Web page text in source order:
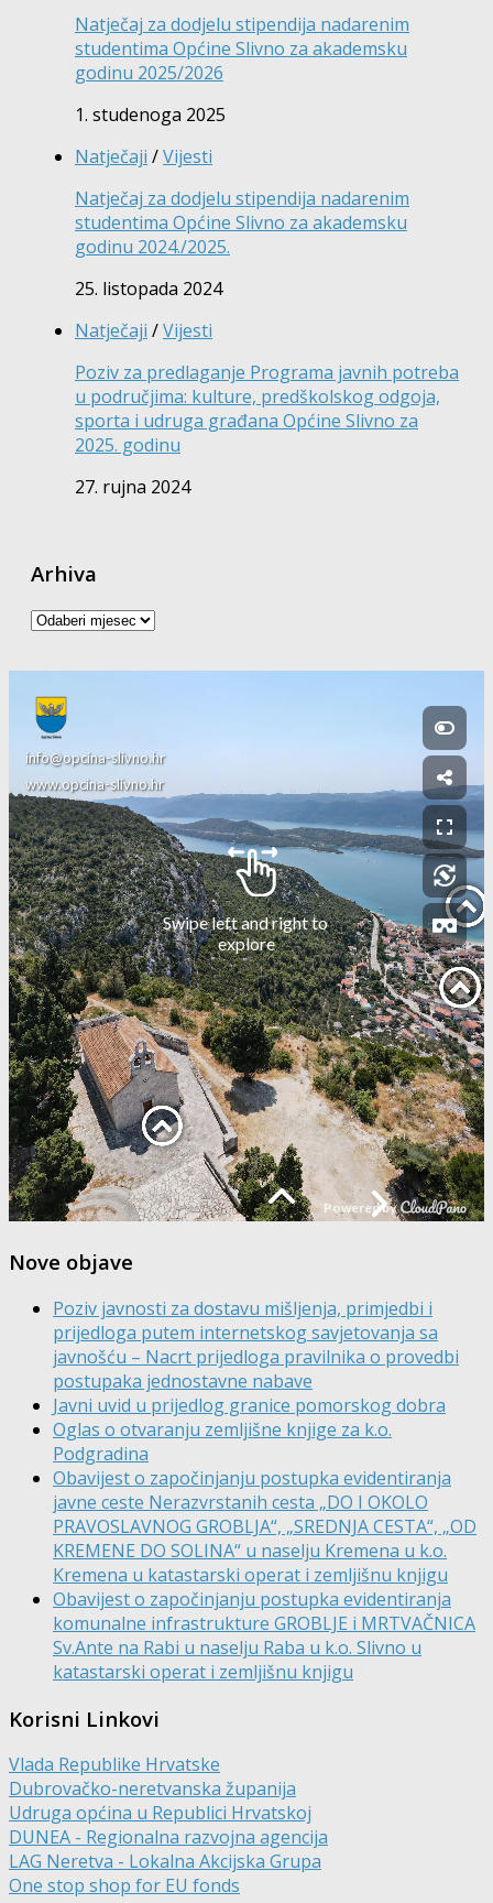
Natječaj za dodjelu stipendija nadarenim
studentima Općine Slivno za akademsku
godinu 2025/2026
1. studenoga 2025
Natječaji /Vijesti
Natječaj za dodjelu stipendija nadarenim
studentima Općine Slivno za akademsku
godinu 2024./2025.
25. listopada 2024
Natječaji /Vijesti
Poziv za predlaganje Programa javnih potreba
u područjima: kulture, predškolskog odgoja,
sporta i udruga građana Općine Slivno za
2025. godinu
27. rujna 2024
Arhiva
Arhiva
Nove objave
Poziv javnosti za dostavu mišljenja, primjedbi i
prijedloga putem internetskog savjetovanja sa
javnošću – Nacrt prijedloga pravilnika o provedbi
postupaka jednostavne nabave
Javni uvid u prijedlog granice pomorskog dobra
Oglas o otvaranju zemljišne knjige za k.o.
Podgradina
Obavijest o započinjanju postupka evidentiranja
javne ceste Nerazvrstanih cesta „DO I OKOLO
PRAVOSLAVNOG GROBLJA“, „SREDNJA CESTA“, „OD
KREMENE DO SOLINA“ u naselju Kremena u k.o.
Kremena u katastarski operat i zemljišnu knjigu
Obavijest o započinjanju postupka evidentiranja
komunalne infrastrukture GROBLJE i MRTVAČNICA
Sv.Ante na Rabi u naselju Raba u k.o. Slivno u
katastarski operat i zemljišnu knjigu
Korisni Linkovi
Vlada Republike Hrvatske
Dubrovačko-neretvanska županija
Udruga općina u Republici Hrvatskoj
DUNEA - Regionalna razvojna agencija
LAG Neretva - Lokalna Akcijska Grupa
One stop shop for EU fonds